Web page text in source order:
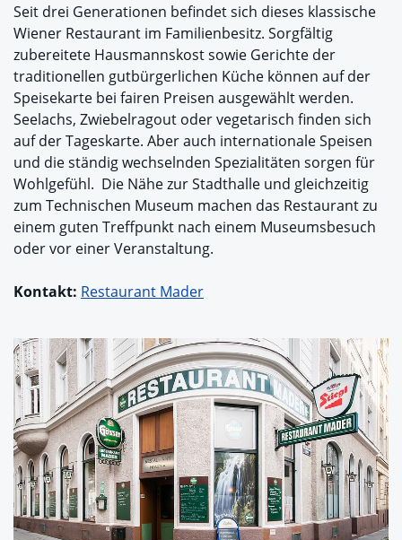
Seit drei Generationen befindet sich dieses klassische
Wiener Restaurant im Familienbesitz. Sorgfältig
zubereitete Hausmannskost sowie Gerichte der
traditionellen gutbürgerlichen Küche können auf der
Speisekarte bei fairen Preisen ausgewählt werden.
Seelachs, Zwiebelragout oder vegetarisch finden sich
auf der Tageskarte. Aber auch internationale Speisen
und die ständig wechselnden Spezialitäten sorgen für
Wohlgefühl. Die Nähe zur Stadthalle und gleichzeitig
zum Technischen Museum machen das Restaurant zu
einem guten Treffpunkt nach einem Museumsbesuch
oder vor einer Veranstaltung.
Kontakt: Restaurant Mader